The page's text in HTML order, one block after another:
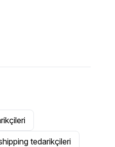
tedarikçileri